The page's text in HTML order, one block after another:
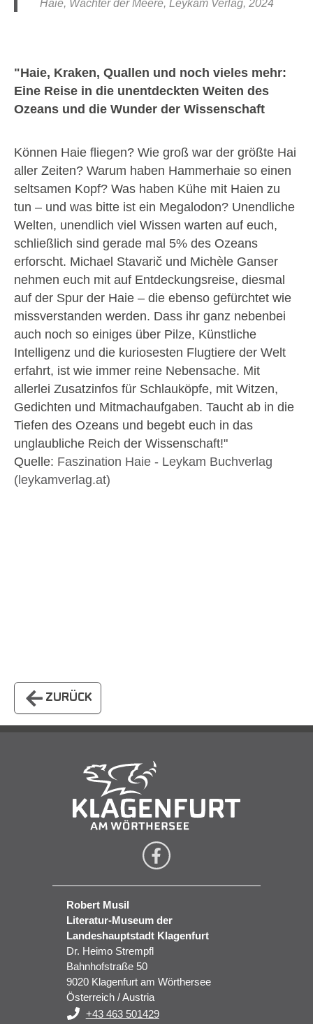
Haie, Wächter der Meere, Leykam Verlag, 2024
"Haie, Kraken, Quallen und noch vieles mehr:
Eine Reise in die unentdeckten Weiten des
Ozeans und die Wunder der Wissenschaft
Können Haie fliegen? Wie groß war der größte Hai
aller Zeiten? Warum haben Hammerhaie so einen
seltsamen Kopf? Was haben Kühe mit Haien zu
tun – und was bitte ist ein Megalodon? Unendliche
Welten, unendlich viel Wissen warten auf euch,
schließlich sind gerade mal 5% des Ozeans
erforscht. Michael Stavarič und Michèle Ganser
nehmen euch mit auf Entdeckungsreise, diesmal
auf der Spur der Haie – die ebenso gefürchtet wie
missverstanden werden. Dass ihr ganz nebenbei
auch noch so einiges über Pilze, Künstliche
Intelligenz und die kuriosesten Flugtiere der Welt
erfahrt, ist wie immer reine Nebensache. Mit
allerlei Zusatzinfos für Schlauköpfe, mit Witzen,
Gedichten und Mitmachaufgaben. Taucht ab in die
Tiefen des Ozeans und begebt euch in das
unglaubliche Reich der Wissenschaft!"
Quelle: Faszination Haie - Leykam Buchverlag
(leykamverlag.at)
ZURÜCK
Robert Musil
Literatur-Museum der
Landeshauptstadt Klagenfurt
Dr. Heimo Strempfl
Bahnhofstraße 50
9020 Klagenfurt am Wörthersee
Österreich / Austria
+43 463 501429